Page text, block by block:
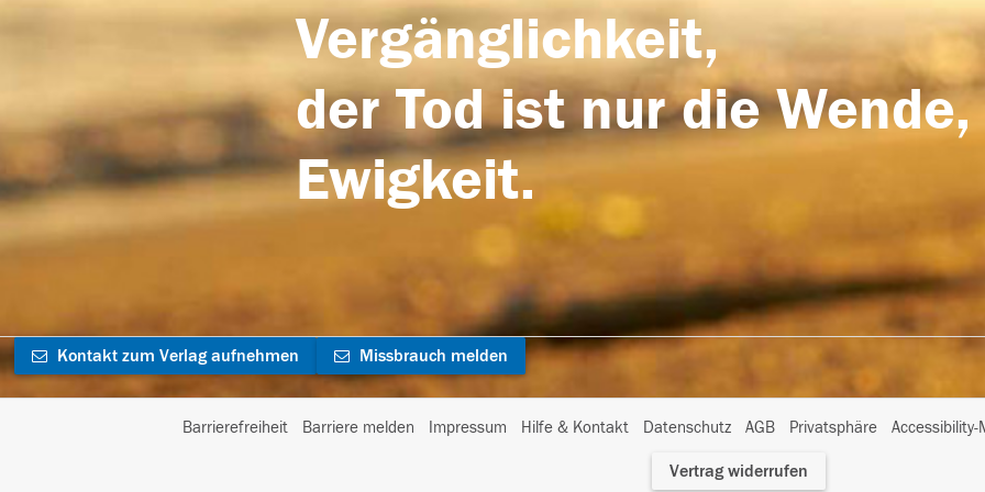
Vergänglichkeit,
der Tod ist nur die
Ewigkeit.
Kontakt zum Verlag aufnehmen Missbrauch melden
Barrierefreiheit Barriere melden Impressum Hilfe & Kontakt Datenschutz AGB Privatsphäre
I
Vertrag widerrufen